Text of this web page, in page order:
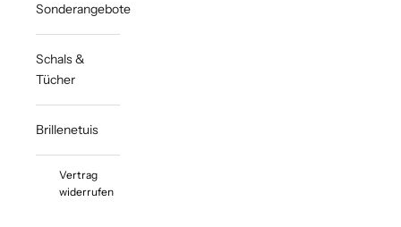
Sonderangebote
Schals &
Tücher
Brillenetuis
Vertrag
widerrufen